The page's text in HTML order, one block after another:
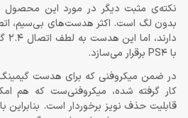
نکته‌ی مثبت دیگر در مورد این محصول
بدون لگ است. اکثر هدست‌های بی‌سیم،
با PS4 برقرار می‌سازد.
کار گرفته شده، میکروفنی‌ست که هم
قابلیت حذف نویز برخوردار است. بنابراین